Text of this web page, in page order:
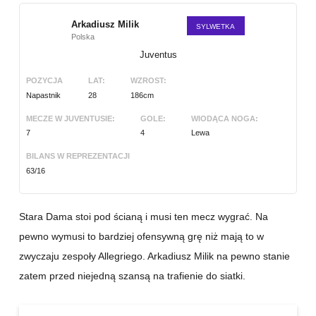
Arkadiusz Milik
Polska
SYLWETKA
Juventus
POZYCJA
Napastnik
LAT:
28
WZROST:
186cm
MECZE W JUVENTUSIE:
7
GOLE:
4
WIODĄCA NOGA:
Lewa
BILANS W REPREZENTACJI
63/16
Stara Dama stoi pod ścianą i musi ten mecz wygrać. Na
pewno wymusi to bardziej ofensywną grę niż mają to w
zwyczaju zespoły Allegriego. Arkadiusz Milik na pewno stanie
zatem przed niejedną szansą na trafienie do siatki.